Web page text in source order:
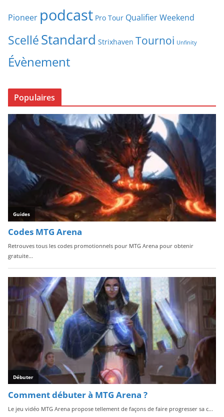
Pioneer podcast Pro Tour Qualifier Weekend
ScelléStandard Strixhaven Tournoi Unfinity
Évènement
Populaires